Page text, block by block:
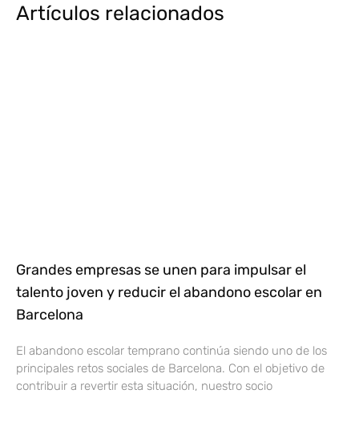
Artículos relacionados
Grandes empresas se unen para impulsar el
talento joven y reducir el abandono escolar en
Barcelona
El abandono escolar temprano continúa siendo uno de los
principales retos sociales de Barcelona. Con el objetivo de
contribuir a revertir esta situación, nuestro socio